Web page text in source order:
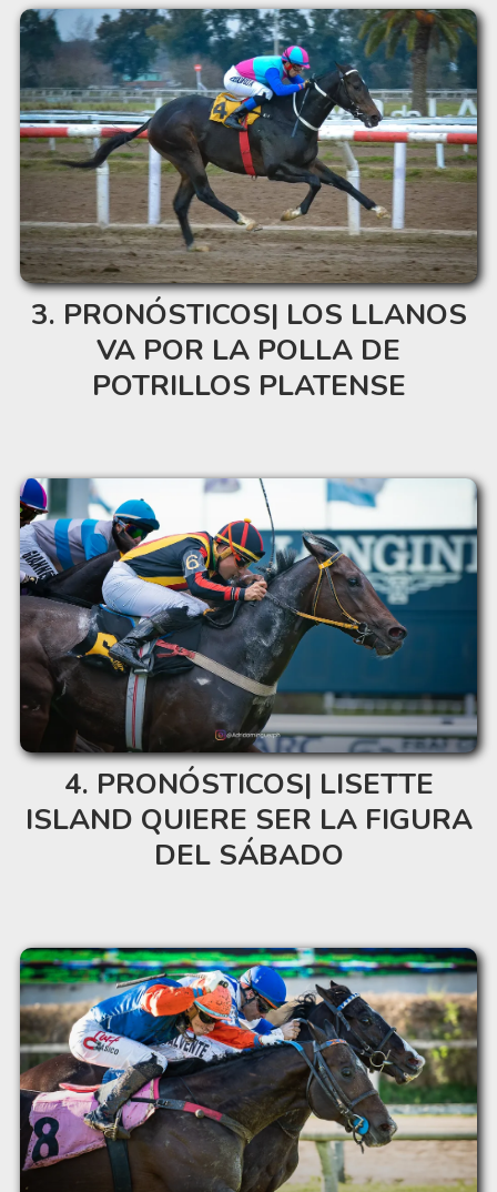
PRONÓSTICOS| LOS LLANOS
VA POR LA POLLA DE
POTRILLOS PLATENSE
PRONÓSTICOS| LISETTE
ISLAND QUIERE SER LA FIGURA
DEL SÁBADO